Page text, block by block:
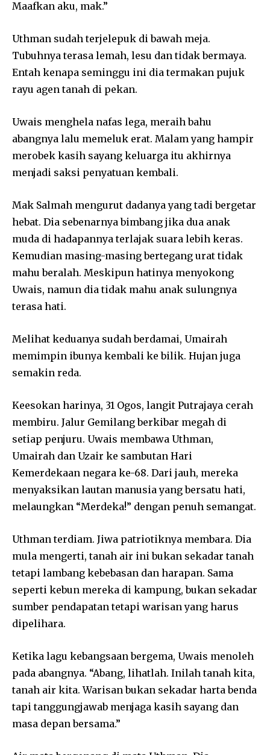
Maafkan aku, mak.”
Uthman sudah terjelepuk di bawah meja.
Tubuhnya terasa lemah, lesu dan tidak bermaya.
Entah kenapa seminggu ini dia termakan pujuk
rayu agen tanah di pekan.
Uwais menghela nafas lega, meraih bahu
abangnya lalu memeluk erat. Malam yang hampir
merobek kasih sayang keluarga itu akhirnya
menjadi saksi penyatuan kembali.
Mak Salmah mengurut dadanya yang tadi bergetar
hebat. Dia sebenarnya bimbang jika dua anak
muda di hadapannya terlajak suara lebih keras.
Kemudian masing-masing bertegang urat tidak
mahu beralah. Meskipun hatinya menyokong
Uwais, namun dia tidak mahu anak sulungnya
terasa hati.
Melihat keduanya sudah berdamai, Umairah
memimpin ibunya kembali ke bilik. Hujan juga
semakin reda.
Keesokan harinya, 31 Ogos, langit Putrajaya cerah
membiru. Jalur Gemilang berkibar megah di
setiap penjuru. Uwais membawa Uthman,
Umairah dan Uzair ke sambutan Hari
Kemerdekaan negara ke-68. Dari jauh, mereka
menyaksikan lautan manusia yang bersatu hati,
melaungkan “Merdeka!” dengan penuh semangat.
Uthman terdiam. Jiwa patriotiknya membara. Dia
mula mengerti, tanah air ini bukan sekadar tanah
tetapi lambang kebebasan dan harapan. Sama
seperti kebun mereka di kampung, bukan sekadar
sumber pendapatan tetapi warisan yang harus
dipelihara.
Ketika lagu kebangsaan bergema, Uwais menoleh
pada abangnya. “Abang, lihatlah. Inilah tanah kita,
tanah air kita. Warisan bukan sekadar harta benda
tapi tanggungjawab menjaga kasih sayang dan
masa depan bersama.”